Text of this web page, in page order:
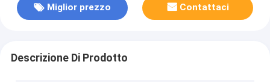
Miglior prezzo Contattaci
Descrizione Di Prodotto